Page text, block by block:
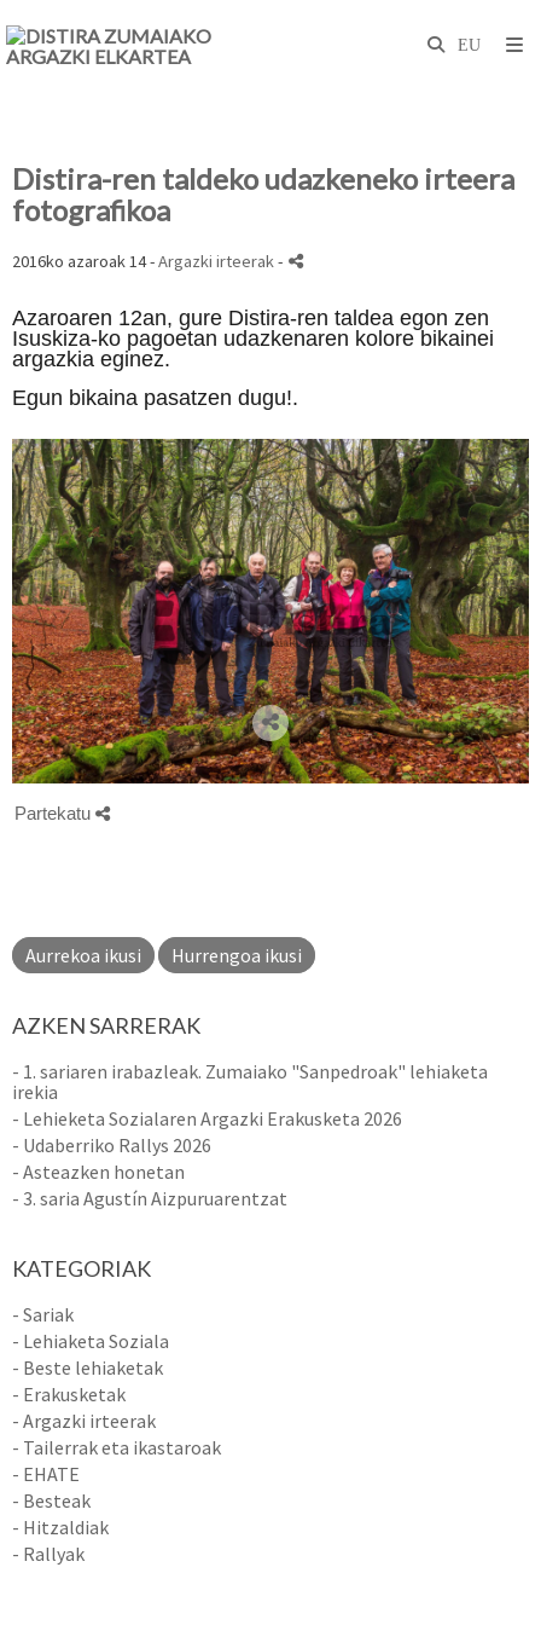
Distira-ren taldeko udazkeneko irteera
fotografikoa
2016ko azaroak 14 -Argazki irteerak-
Azaroaren 12an, gure Distira-ren taldea egon zen
Isuskiza-ko pagoetan udazkenaren kolore bikainei
argazkia eginez.
Egun bikaina pasatzen dugu!.
Partekatu
Aurrekoa ikusi Hurrengoa ikusi
AZKEN SARRERAK
- 1. sariaren irabazleak. Zumaiako "Sanpedroak" lehiaketa
irekia
- Lehieketa Sozialaren Argazki Erakusketa 2026
- Udaberriko Rallys 2026
- Asteazken honetan
- 3. saria Agustín Aizpuruarentzat
KATEGORIAK
- Sariak
- Lehiaketa Soziala
- Beste lehiaketak
- Erakusketak
- Argazki irteerak
- Tailerrak eta ikastaroak
- EHATE
- Besteak
- Hitzaldiak
- Rallyak